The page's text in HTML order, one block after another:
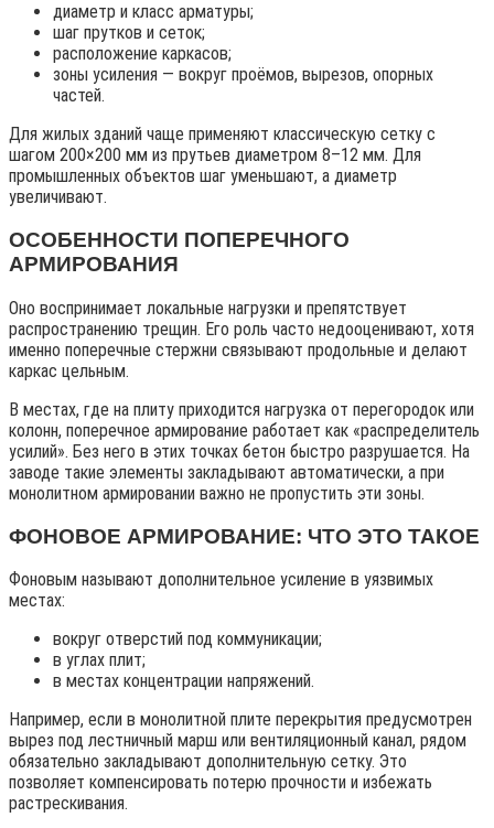
диаметр и класс арматуры;
шаг прутков и сеток;
расположение каркасов;
зоны усиления — вокруг проёмов, вырезов, опорных
частей.
Для жилых зданий чаще применяют классическую сетку с
шагом 200×200 мм из прутьев диаметром 8–12 мм. Для
промышленных объектов шаг уменьшают, а диаметр
увеличивают.
ОСОБЕННОСТИ ПОПЕРЕЧНОГО
АРМИРОВАНИЯ
Оно воспринимает локальные нагрузки и препятствует
распространению трещин. Его роль часто недооценивают, хотя
именно поперечные стержни связывают продольные и делают
каркас цельным.
В местах, где на плиту приходится нагрузка от перегородок или
колонн, поперечное армирование работает как «распределитель
усилий». Без него в этих точках бетон быстро разрушается. На
заводе такие элементы закладывают автоматически, а при
монолитном армировании важно не пропустить эти зоны.
ФОНОВОЕ АРМИРОВАНИЕ: ЧТО ЭТО ТАКОЕ
Фоновым называют дополнительное усиление в уязвимых
местах:
вокруг отверстий под коммуникации;
в углах плит;
в местах концентрации напряжений.
Например, если в монолитной плите перекрытия предусмотрен
вырез под лестничный марш или вентиляционный канал, рядом
обязательно закладывают дополнительную сетку. Это
позволяет компенсировать потерю прочности и избежать
растрескивания.